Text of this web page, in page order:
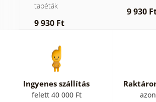
tapéták
9 930 Ft
9 930
Ingyenes szállítás
felett 40 000 Ft